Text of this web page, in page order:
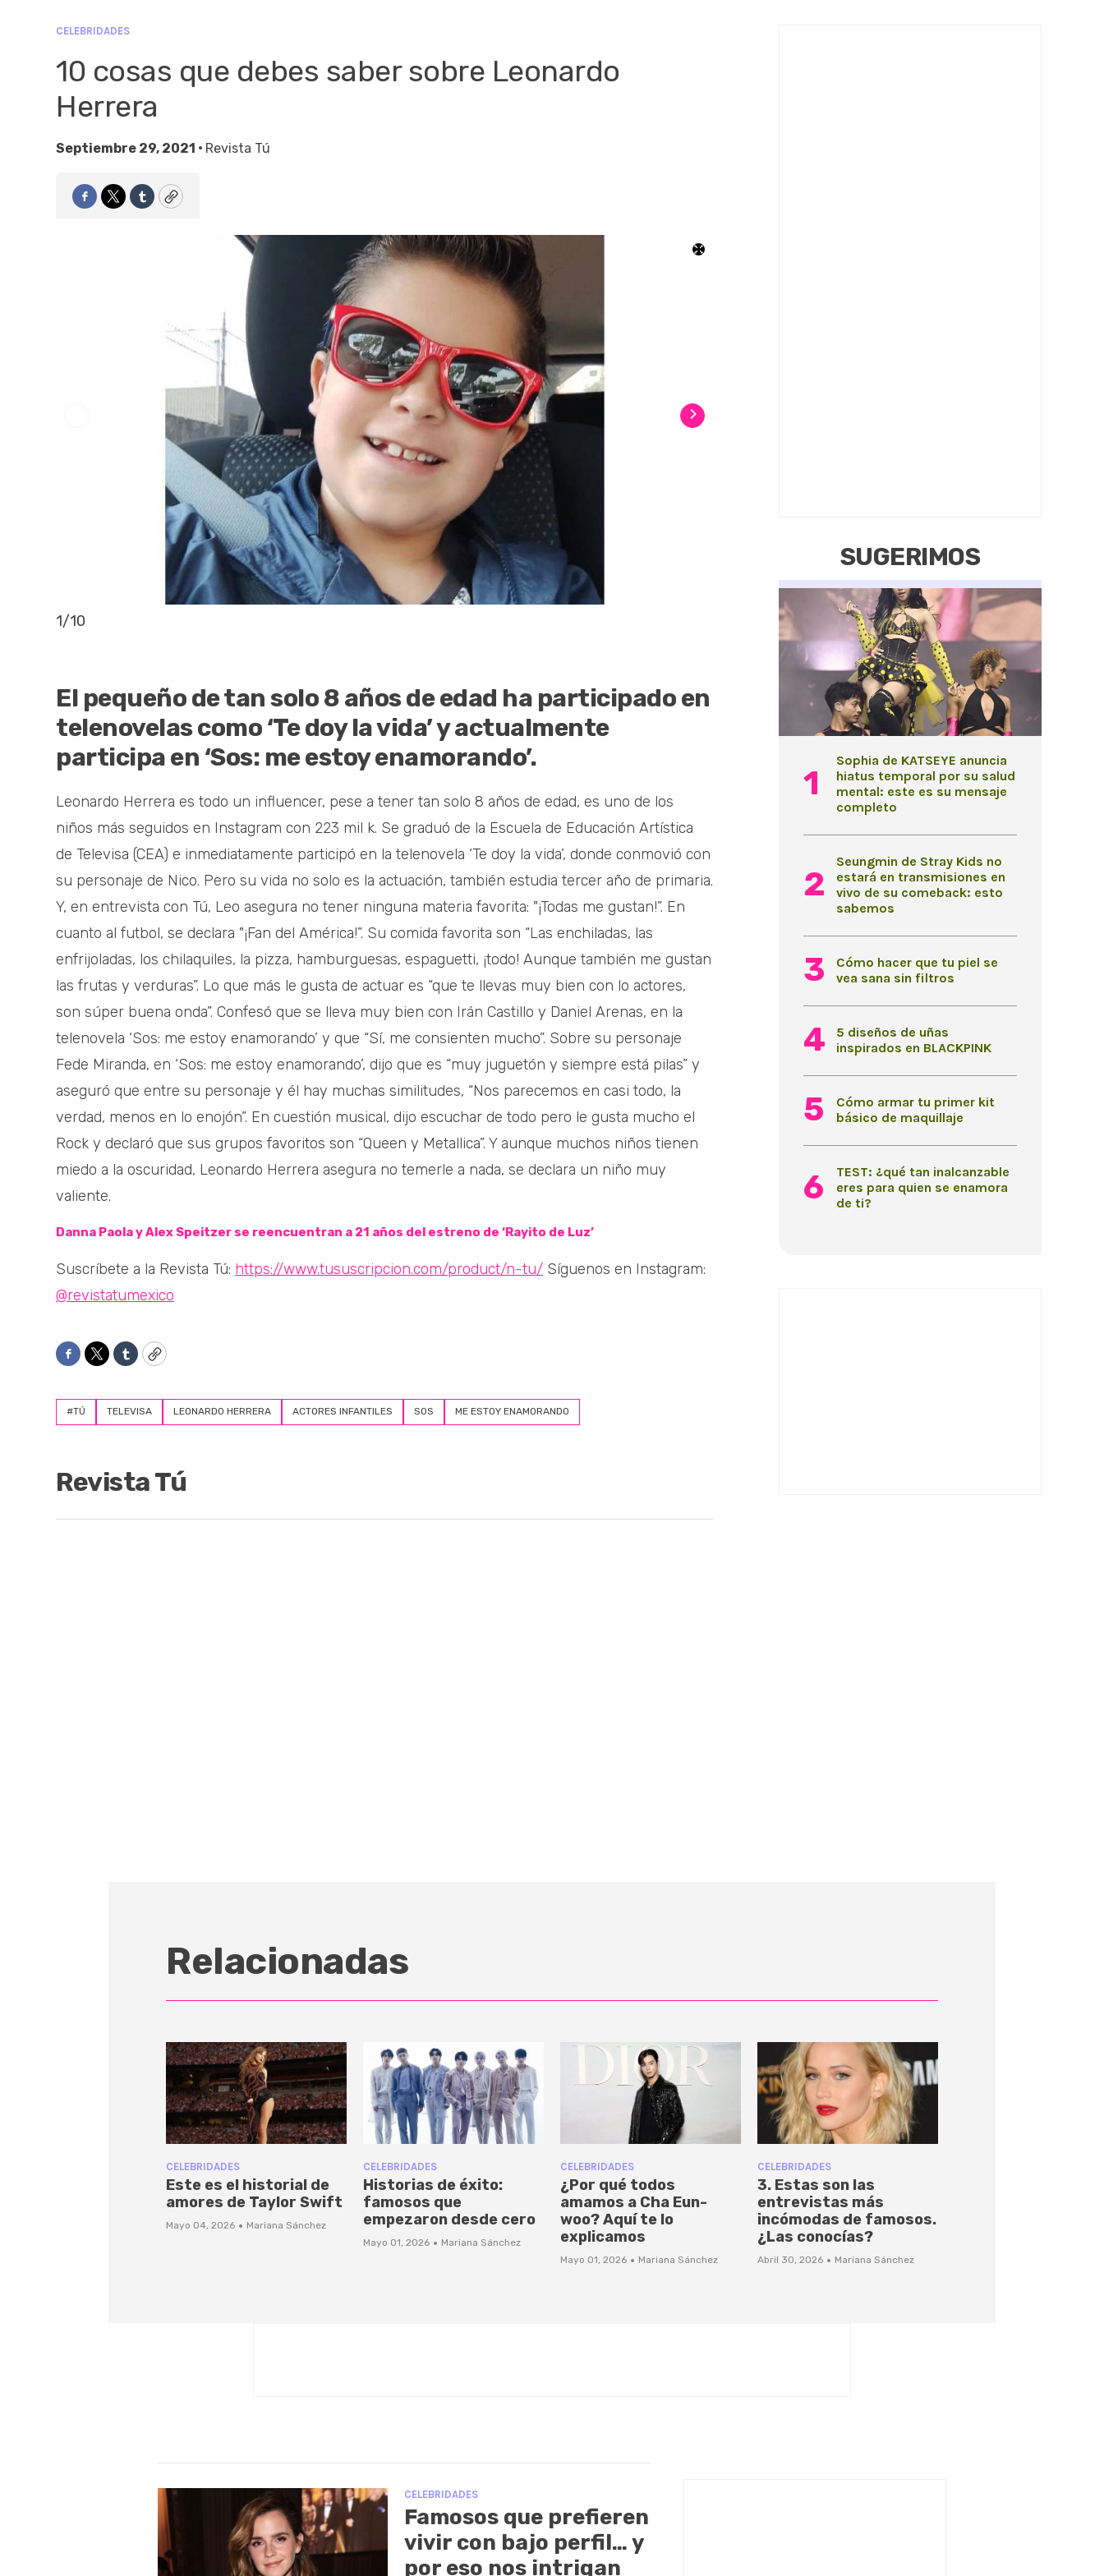
CELEBRIDADES
10 cosas que debes saber sobre Leonardo
Herrera
Septiembre 29, 2021 • Revista Tú
Facebook
TwitterTumblrCopy
1/10
El pequeño de tan solo 8 años de edad ha participado en
telenovelas como ‘Te doy la vida’ y actualmente
participa en ‘Sos: me estoy enamorando’.
Leonardo Herrera es todo un influencer, pese a tener tan solo 8 años de edad, es uno de los
niños más seguidos en Instagram con 223 mil k. Se graduó de la Escuela de Educación Artística
de Televisa (CEA) e inmediatamente participó en la telenovela ‘Te doy la vida’, donde conmovió con
su personaje de Nico. Pero su vida no solo es la actuación, también estudia tercer año de primaria.
Y, en entrevista con Tú, Leo asegura no tener ninguna materia favorita: "¡Todas me gustan!”. En
cuanto al futbol, se declara "¡Fan del América!”. Su comida favorita son “Las enchiladas, las
enfrijoladas, los chilaquiles, la pizza, hamburguesas, espaguetti, ¡todo! Aunque también me gustan
las frutas y verduras”. Lo que más le gusta de actuar es “que te llevas muy bien con lo actores,
son súper buena onda”. Confesó que se lleva muy bien con Irán Castillo y Daniel Arenas, en la
telenovela ‘Sos: me estoy enamorando’ y que “Sí, me consienten mucho”. Sobre su personaje
Fede Miranda, en ‘Sos: me estoy enamorando’, dijo que es “muy juguetón y siempre está pilas” y
aseguró que entre su personaje y él hay muchas similitudes, “Nos parecemos en casi todo, la
verdad, menos en lo enojón”. En cuestión musical, dijo escuchar de todo pero le gusta mucho el
Rock y declaró que sus grupos favoritos son “Queen y Metallica”. Y aunque muchos niños tienen
miedo a la oscuridad, Leonardo Herrera asegura no temerle a nada, se declara un niño muy
valiente.
Danna Paola y Alex Speitzer se reencuentran a 21 años del estreno de ‘Rayito de Luz’
Suscríbete a la Revista Tú: https://www.tususcripcion.com/product/n-tu/ Síguenos en Instagram:
@revistatumexico
Facebook
TwitterTumblrCopy
#TÚ TELEVISA LEONARDO HERRERA ACTORES INFANTILES SOS ME ESTOY ENAMORANDO
Revista Tú
SUGERIMOS
Sophia de KATSEYE anuncia
hiatus temporal por su salud
mental: este es su mensaje
completo
Seungmin de Stray Kids no
estará en transmisiones en
vivo de su comeback: esto
sabemos
Cómo hacer que tu piel se
vea sana sin filtros
5 diseños de uñas
inspirados en BLACKPINK
Cómo armar tu primer kit
básico de maquillaje
TEST: ¿qué tan inalcanzable
eres para quien se enamora
de ti?
Relacionadas
CELEBRIDADES
Este es el historial de
amores de Taylor Swift
Mayo 04, 2026 · Mariana Sánchez
CELEBRIDADES
Historias de éxito:
famosos que
empezaron desde cero
Mayo 01, 2026 · Mariana Sánchez
CELEBRIDADES
¿Por qué todos
amamos a Cha Eun-
woo? Aquí te lo
explicamos
Mayo 01, 2026 · Mariana Sánchez
CELEBRIDADES
3. Estas son las
entrevistas más
incómodas de famosos.
¿Las conocías?
Abril 30, 2026 · Mariana Sánchez
CELEBRIDADES
Famosos que prefieren
vivir con bajo perfil… y
por eso nos intrigan